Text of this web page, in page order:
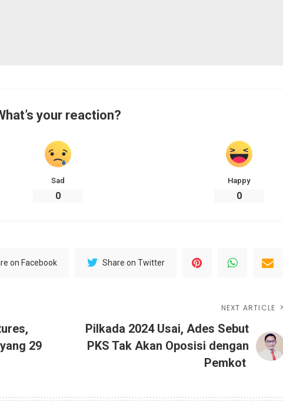
your reaction?
Sad
0
Happy
0
on Facebook Share on Twitter
29
NEXT ARTICLE
Pilkada 2024 Usai, Ades Sebut
PKS Tak Akan Oposisi dengan
Pemkot